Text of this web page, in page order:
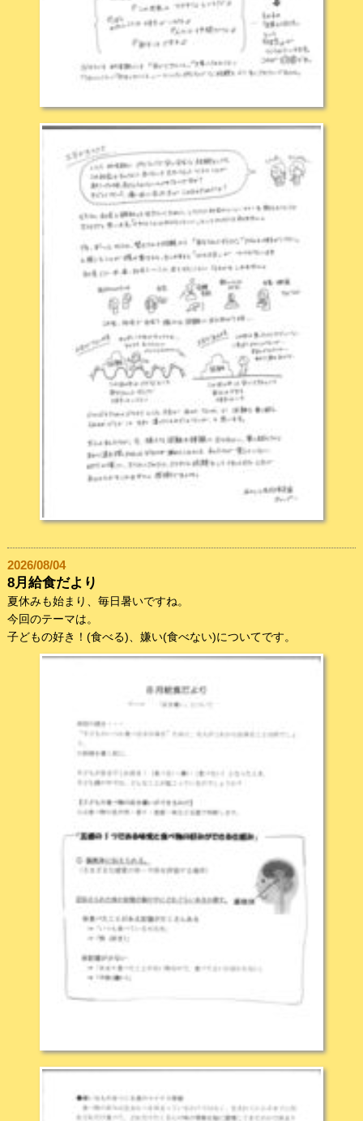
2026/08/04
8月給食だより
夏休みも始まり、毎日暑いですね。
今回のテーマは。
子どもの好き！(食べる)、嫌い(食べない)についてです。